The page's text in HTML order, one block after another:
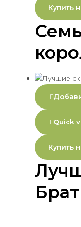
Купить
Quick
Купить